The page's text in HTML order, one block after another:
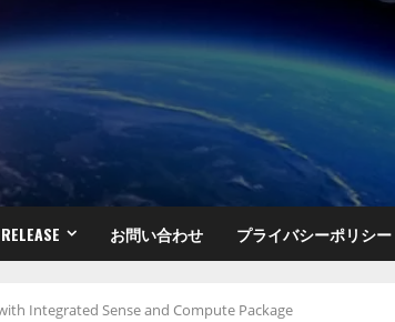
RELEASE お問い合わせ プライバシーポリシー
Integrated Sense and Compute Package